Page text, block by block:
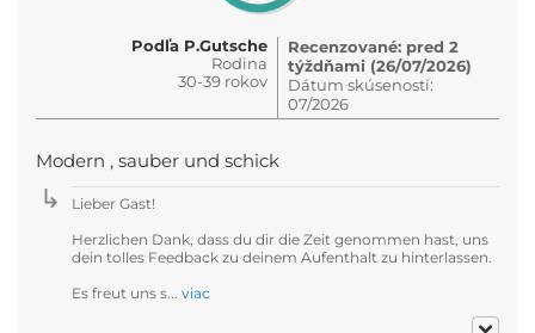
Podľa P.Gutsche
Rodina
30-39 rokov
Recenzované: pred 2
týždňami (26/07/2026)
Dátum skúseností:
07/2026
Modern , sauber und schick
Lieber Gast!
Herzlichen Dank, dass du dir die Zeit genommen hast, uns
dein tolles Feedback zu deinem Aufenthalt zu hinterlassen.
Es freut uns s... viac